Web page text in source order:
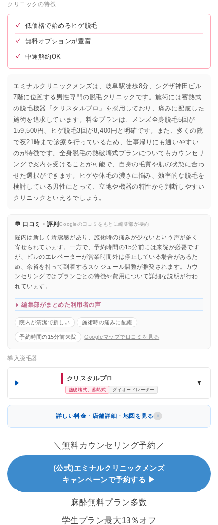
クリニックの特徴
✓ 低価格で始めるヒゲ脱毛
✓ 無料オプションが豊富
✓ 中途解約OK
エミナルクリニックメンズは、岐阜駅徒歩8分、シグザ神田ビル
7階に位置する男性専門の脱毛クリニックです。施術には蓄熱式
の脱毛機器「クリスタルプロ」を採用しており、痛みに配慮した
施術を追求しています。料金プランは、メンズ全身脱毛5回が
159,500円、ヒゲ脱毛3回が8,400円と明確です。また、多くの院
で夜21時まで診療を行っているため、仕事帰りにも通いやすい
のが特徴です。全身脱毛の熱破壊式プランについてもカウンセリ
ングで案内を受けることが可能で、自身の毛質や肌の状態に合わ
せた選択ができます。ヒゲや体毛の濃さに悩み、効率的な脱毛を
検討している男性にとって、立地や機器の特性から判断しやすい
クリニックといえるでしょう。
💬 口コミ・評判Googleの口コミをもとに編集部が要約
院内は新しく清潔感があり、施術時の痛みが少ないという声が多く
寄せられています。一方で、予約時間の15分前には来院が必要です
が、ビルのエレベーターが営業時間外は停止している場合があるた
め、余裕を持って到着するスケジュール調整が推奨されます。カウ
ンセリングではプランごとの特徴や費用について詳細な説明が行わ
れています。
編集部がまとめた利用者の声
院内が清潔で新しい 施術時の痛みに配慮
予約時間の15分前来院 Googleマップで口コミを見る
導入脱毛器
クリスタルプロ
熱破壊式、蓄熱式 ダイオードレーザー
▼
詳しい料金・店舗詳細・地図を見る
＼無料カウンセリング予約／
(公式)エミナルクリニックメンズ
キャンペーンで予約する ▶
麻酔無料プラン多数
学生プラン最大13％オフ